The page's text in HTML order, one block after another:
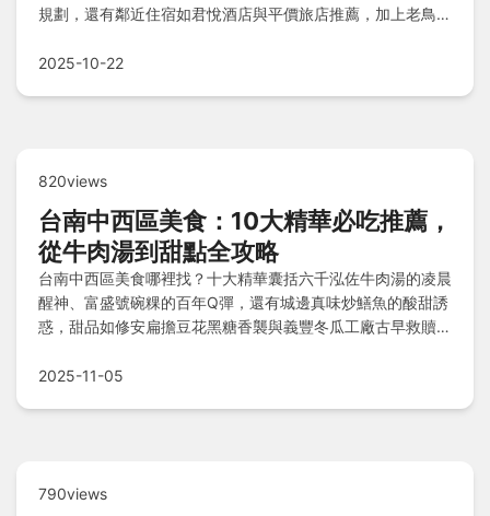
規劃，還有鄰近住宿如君悅酒店與平價旅店推薦，加上老鳥經
鬆玩轉臺北地標！
2025-10-22
820views
台南中西區美食：10大精華必吃推薦，
從牛肉湯到甜點全攻略
台南中西區美食哪裡找？十大精華囊括六千泓佐牛肉湯的凌晨
醒神、富盛號碗粿的百年Q彈，還有城邊真味炒鱔魚的酸甜誘
惑，甜品如修安扁擔豆花黑糖香襲與義豐冬瓜工廠古早救贖怎
美味秘笈！
2025-11-05
790views